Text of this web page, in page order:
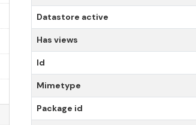
Datastore active
Has views
Id
Mimetype
Package id